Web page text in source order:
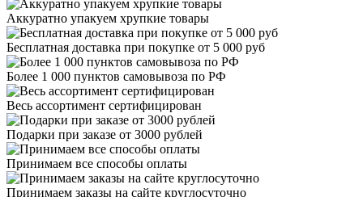
Аккуратно упакуем хрупкие товары
Бесплатная доставка при покупке от 5 000 руб
Более 1 000 пунктов самовывоза по РФ
Весь ассортимент сертифицирован
Подарки при заказе от 3000 рублей
Принимаем все способы оплаты
Принимаем заказы на сайте круглосуточно